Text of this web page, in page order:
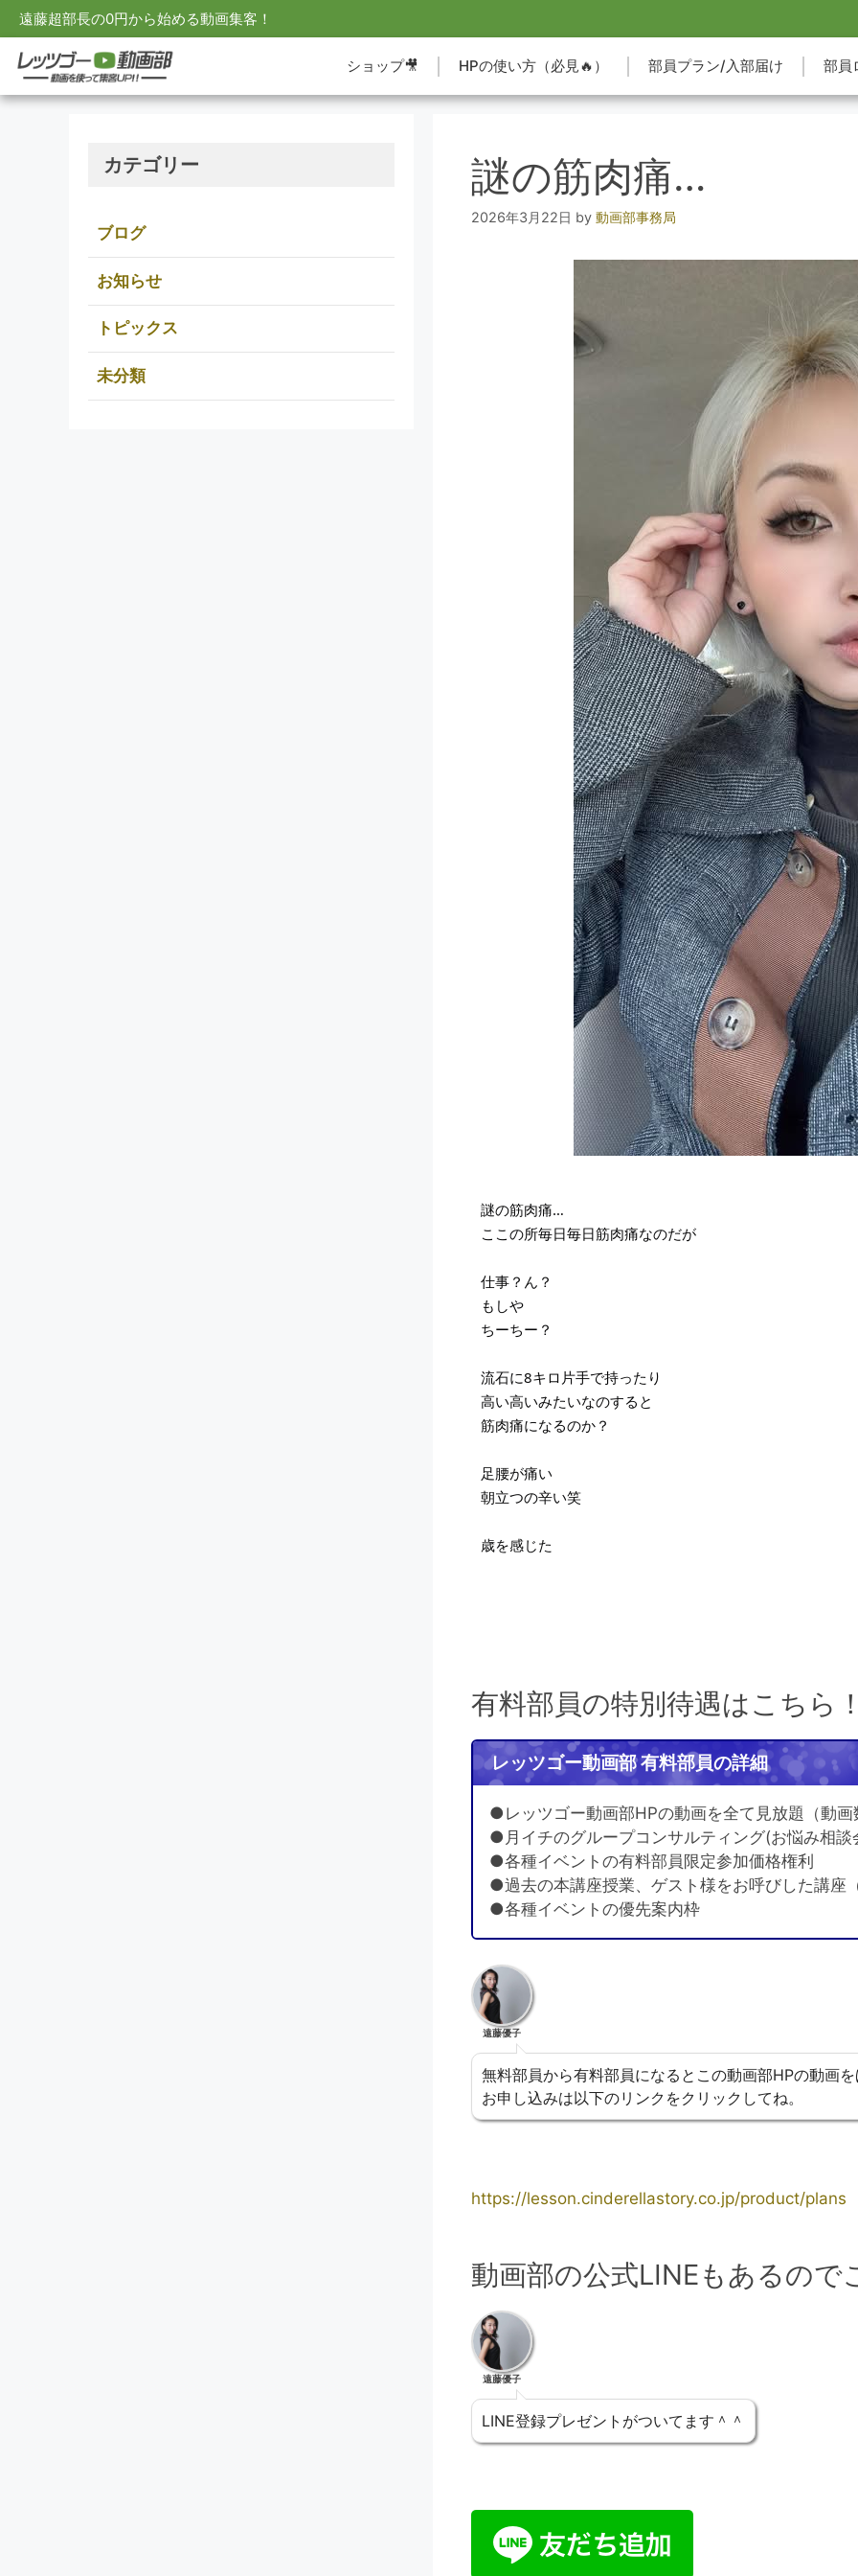
遠藤超部長の0円から始める動画集客！
ショップ🎥 HPの使い方（必見🔥） 部員プラン/入部届け 部員
謎の筋肉痛…
2026年3月22日 by 動画部事務局
謎の筋肉痛…
ここの所毎日毎日筋肉痛なのだが
仕事？ん？
もしや
ちーちー？
流石に8キロ片手で持ったり
高い高いみたいなのすると
筋肉痛になるのか？
足腰が痛い
朝立つの辛い笑
歳を感じた
有料部員の特別待遇はこちら
レッツゴー動画部 有料部員の詳細
●レッツゴー動画部HPの動画を全て見放題（動
●月イチのグループコンサルティング(お悩み相談
●各種イベントの有料部員限定参加価格権利
●過去の本講座授業、ゲスト様をお呼びした講座
●各種イベントの優先案内枠
遠藤優子
無料部員から有料部員になるとこの動画部HPの動画
お申し込みは以下のリンクをクリックしてね。
https://lesson.cinderellastory.co.jp/product/plans
動画部の公式LINEもあるので
遠藤優子
LINE登録プレゼントがついてます＾＾
カテゴリー
ブログ
お知らせ
トピックス
未分類